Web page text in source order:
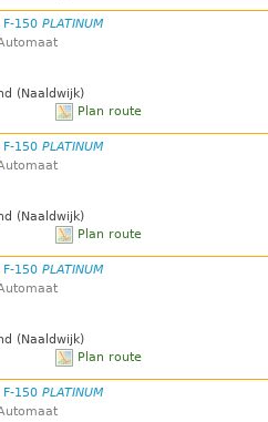
F-150 PLATINUM
(Naaldwijk)
Plan route
F-150 PLATINUM
(Naaldwijk)
Plan route
F-150 PLATINUM
(Naaldwijk)
Plan route
F-150 PLATINUM